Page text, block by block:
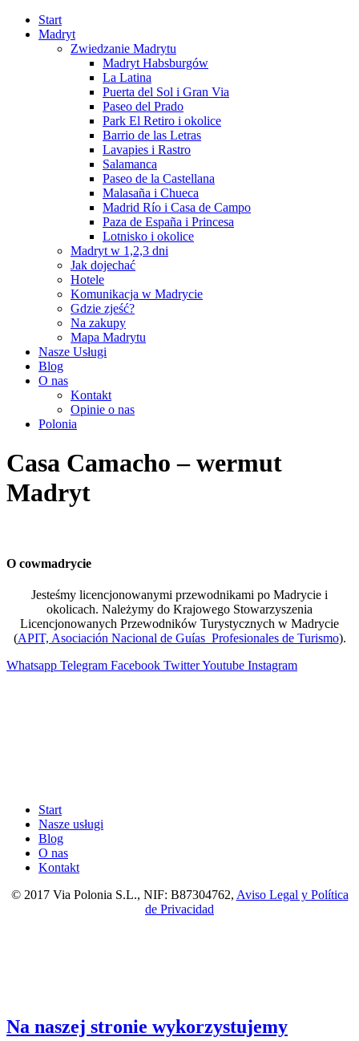
Start
Madryt
Zwiedzanie Madrytu
Madryt Habsburgów
La Latina
Puerta del Sol i Gran Via
Paseo del Prado
Park El Retiro i okolice
Barrio de las Letras
Lavapies i Rastro
Salamanca
Paseo de la Castellana
Malasaña i Chueca
Madrid Río i Casa de Campo
Paza de España i Princesa
Lotnisko i okolice
Madryt w 1,2,3 dni
Jak dojechać
Hotele
Komunikacja w Madrycie
Gdzie zjeść?
Na zakupy
Mapa Madrytu
Nasze Usługi
Blog
O nas
Kontakt
Opinie o nas
Polonia
Casa Camacho – wermut
Madryt
O cowmadrycie
Jesteśmy licencjonowanymi przewodnikami po Madrycie i
okolicach. Należymy do Krajowego Stowarzyszenia
Licencjonowanych Przewodników Turystycznych w Madrycie
(APIT, Asociación Nacional de Guías Profesionales de Turismo).
Whatsapp Telegram Facebook TwitterYoutube Instagram
Start
Nasze usługi
Blog
O nas
Kontakt
© 2017 Via Polonia S.L., NIF: B87304762, Aviso Legal y Política
de Privacidad
Na naszej stronie wykorzystujemy